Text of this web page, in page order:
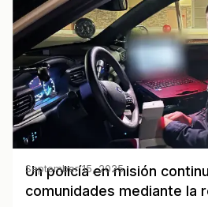
Un policía en misión
comunidades mediante la
September 15, 2025